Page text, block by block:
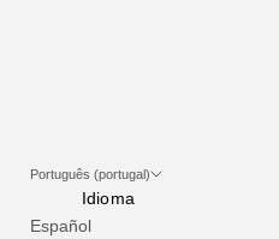
Português (portugal)
Idioma
Español